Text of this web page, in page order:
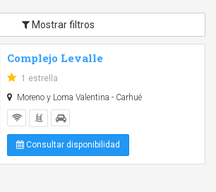
Mostrar filtros
Complejo Levalle
1 estrella
Moreno y Loma Valentina - Carhué
Consultar disponibilidad